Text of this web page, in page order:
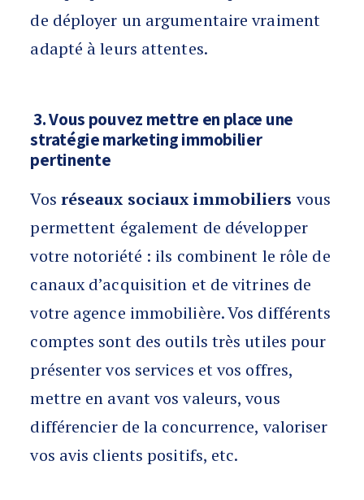
de déployer un argumentaire vraiment
adapté à leurs attentes.
3. Vous pouvez mettre en place une
stratégie marketing immobilier
pertinente
Vos réseaux sociaux immobiliers vous
permettent également de développer
votre notoriété : ils combinent le rôle de
canaux d’acquisition et de vitrines de
votre agence immobilière. Vos différents
comptes sont des outils très utiles pour
présenter vos services et vos offres,
mettre en avant vos valeurs, vous
différencier de la concurrence, valoriser
vos avis clients positifs, etc.